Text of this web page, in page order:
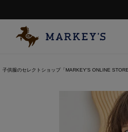
子供服のセレクトショップ「MARKEY'S ONLINE STORE